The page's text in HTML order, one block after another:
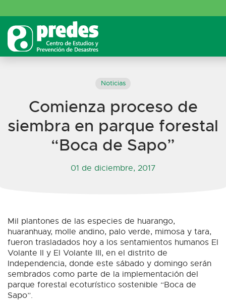
Noticias
Comienza proceso de
siembra en parque forestal
“Boca de Sapo”
01 de diciembre, 2017
Mil plantones de las especies de huarango,
huaranhuay, molle andino, palo verde, mimosa y tara,
fueron trasladados hoy a los sentamientos humanos El
Volante II y El Volante III, en el distrito de
Independencia, donde este sábado y domingo serán
sembrados como parte de la implementación del
parque forestal ecoturístico sostenible “Boca de
Sapo”.